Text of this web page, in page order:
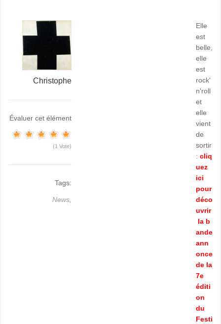
Christophe
Évaluer cet élément
(1 Vote)
Tags:
News,
Elle
est
belle,
elle
est
rock'
n'roll
et
elle
vient
de
sortir
: cliq
uez
ici
pour
déco
uvrir
la b
ande
ann
once
de la
7e
éditi
on
du
Festi